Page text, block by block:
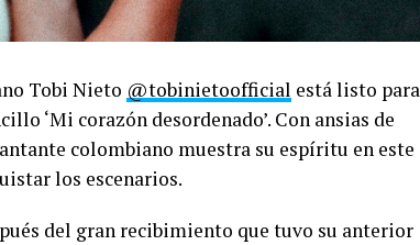
Tobi Nieto @tobinietoofficial está listo para
‘Mi corazón desordenado’. Con ansias de
colombiano muestra su espíritu en este
los escenarios.
del gran recibimiento que tuvo su anterior